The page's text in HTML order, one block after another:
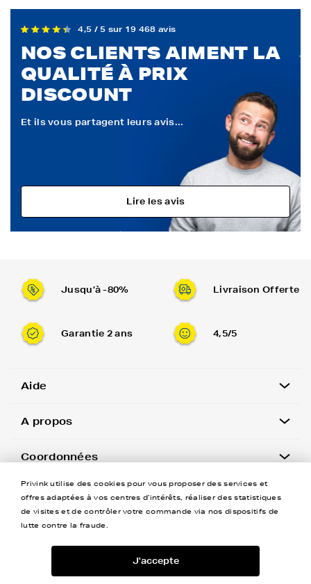
4,5 / 5 sur 19 468 avis
NOS CLIENTS AIMENT LA
QUALITÉ À PRIX
DISCOUNT
Et ils vous partagent leurs avis...
Lire les avis
Jusqu’à -80% Livraison Offerte
Garantie 2 ans 4,5/5
Aide
A propos
Coordonnées
Newsletter
Privink utilise des cookies pour vous proposer des services et
offres adaptées à vos centres d'intérêts, réaliser des statistiques
de visites et de contrôler votre commande via nos dispositifs de
lutte contre la fraude.
J'accepte